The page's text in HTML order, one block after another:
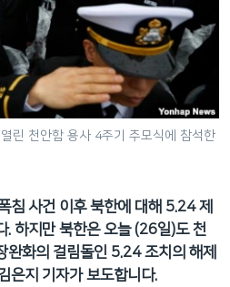
린 천안함 용사 4주기 추모식에 참석한
침 사건 이후 북한에 대해 5.24 제
. 하지만 북한은 오늘 (26일)도 천
완화의 걸림돌인 5.24 조치의 해제
은지 기자가 보도합니다.